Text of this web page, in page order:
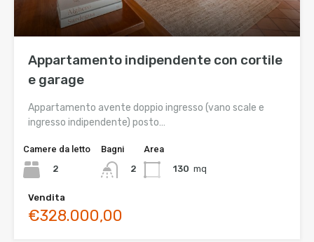
Appartamento indipendente con cortile
e garage
Appartamento avente doppio ingresso (vano scale e
ingresso indipendente) posto…
Camere da letto
2
Bagni
2
Area
130 mq
Vendita
€328.000,00